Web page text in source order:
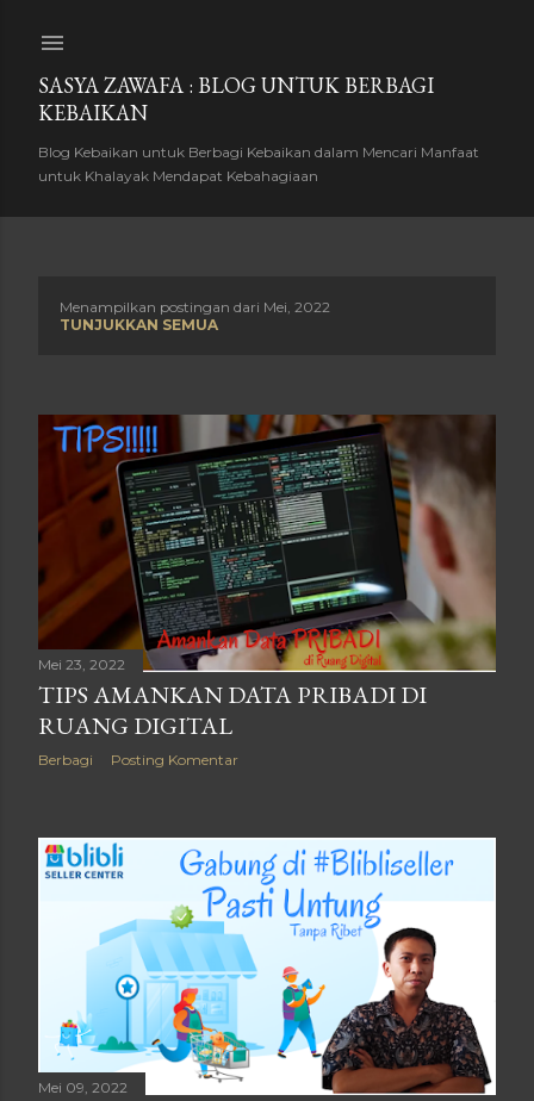
SASYA ZAWAFA : BLOG UNTUK BERBAGI
KEBAIKAN
Blog Kebaikan untuk Berbagi Kebaikan dalam Mencari Manfaat
untuk Khalayak Mendapat Kebahagiaan
s
i
n
g
a
n
Menampilkan postingan dari Mei, 2022
TUNJUKKAN SEMUA
Mei 23, 2022
TIPS AMANKAN DATA PRIBADI DI
RUANG DIGITAL
Berbagi Posting Komentar
Mei 09, 2022